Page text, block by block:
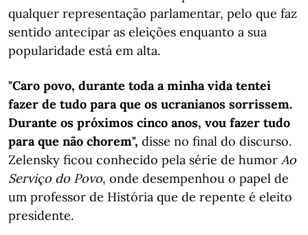
qualquer representação parlamentar, pelo que faz
sentido antecipar as eleições enquanto a sua
popularidade está em alta.
"Caro povo, durante toda a minha vida tentei
fazer de tudo para que os ucranianos sorrissem.
Durante os próximos cinco anos, vou fazer tudo
para que não chorem", disse no final do discurso.
Zelensky ficou conhecido pela série de humor Ao
Serviço do Povo, onde desempenhou o papel de
um professor de História que de repente é eleito
presidente.